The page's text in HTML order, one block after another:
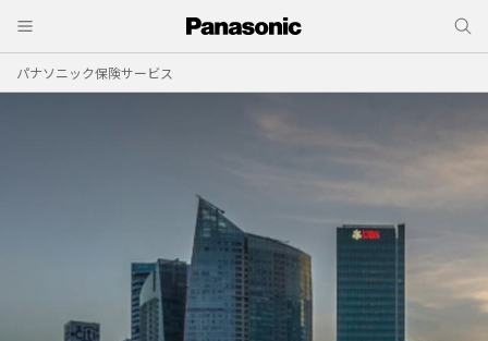
パナソニック保険サービス